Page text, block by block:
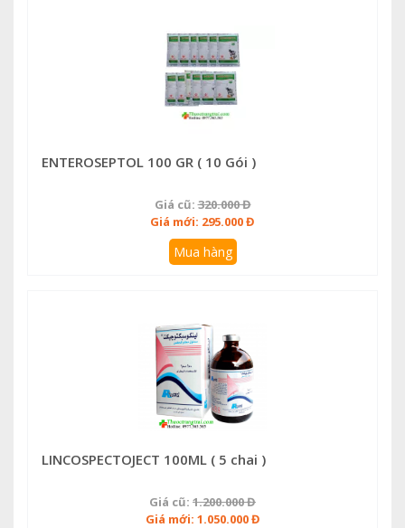
ENTEROSEPTOL 100 GR ( 10 Gói )
Giá cũ:320.000 Đ
Giá mới: 295.000 Đ
Mua hàng
LINCOSPECTOJECT 100ML ( 5 chai )
Giá cũ: 1.200.000 Đ
Giá mới: 1.050.000 Đ